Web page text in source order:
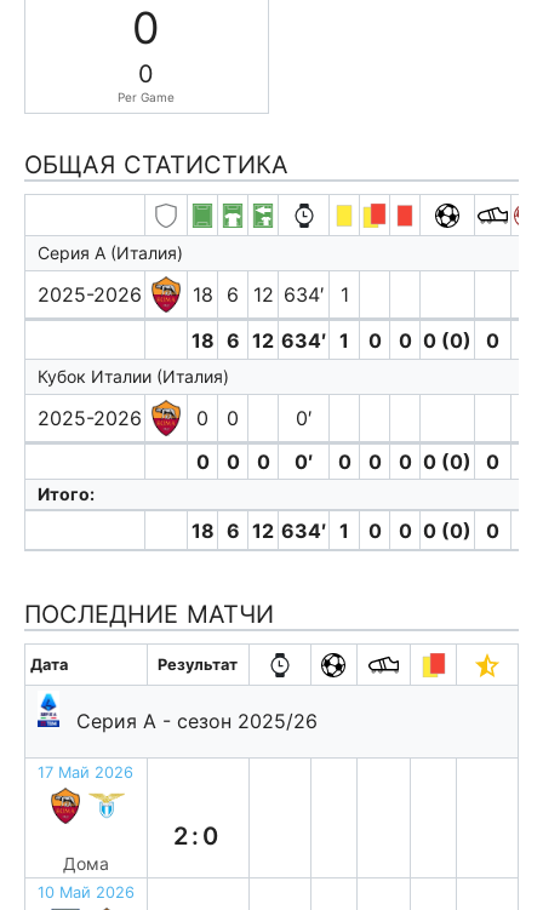
0
0
Per Game
ОБЩАЯ СТАТИСТИКА
Серия А (Италия)
2025-2026 18 6 12 634′
1
18 6 12 634′ 1 0 0 0 (0) 0
Кубок Италии (Италия)
2025-2026 0 0
0′
0
0 0 0′ 0 0 0 0 (0) 0
Итого:
18 6 12 634′ 1 0 0 0 (0) 0
ПОСЛЕДНИЕ МАТЧИ
Дата Результат
Серия А - сезон 2025/26
17 Май 2026
Дома
2:0
10 Май 2026